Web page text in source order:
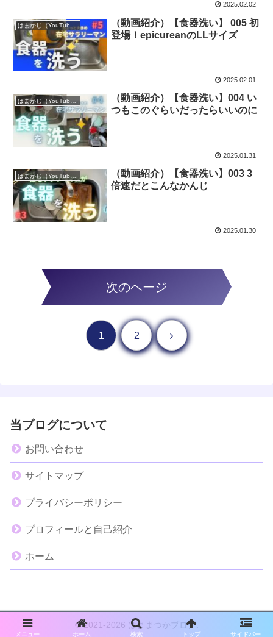
2025.02.02
はまかじ（YouTube）
（動画紹介）【食器洗い】 005 初
登場！epicureanのLLサイズ
2025.02.01
（動画紹介）【食器洗い】004 い
つもこのぐらいだったらいいのに
2025.01.31
はまかじ（YouTube）
（動画紹介）【食器洗い】003 3
倍速だとこんなかんじ
2025.01.30
次のページ
1 2 次へ
当ブログについて
お問い合わせ
サイトマップ
プライバシーポリシー
プロフィールと自己紹介
ホーム
© 2021-2026 はままつかブログ.
メニュー ホーム 検索 トップ サイドバー